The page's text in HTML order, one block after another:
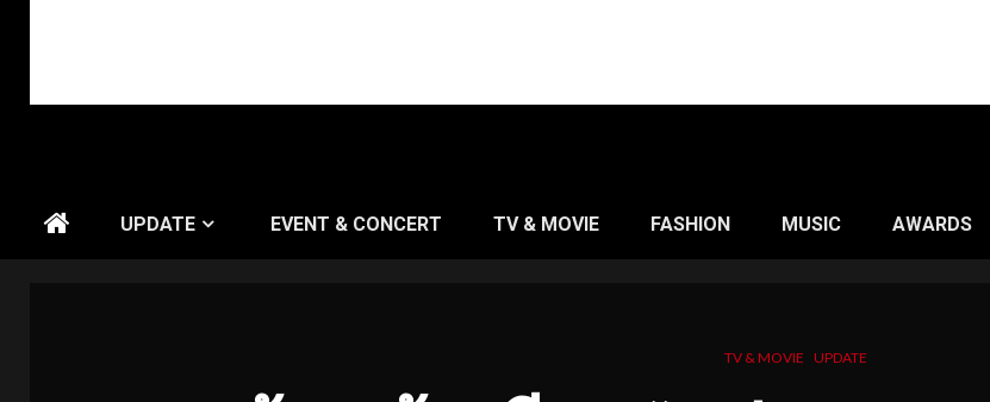
UPDATE EVENT & CONCERT TV & MOVIE FASHION MUSIC AWARDS
TV & MOVIE UPDATE